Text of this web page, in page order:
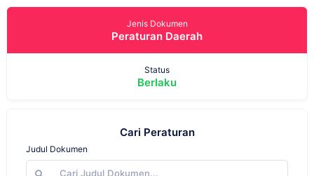
Jenis Dokumen
Peraturan Daerah
Status
Berlaku
Cari Peraturan
Judul Dokumen